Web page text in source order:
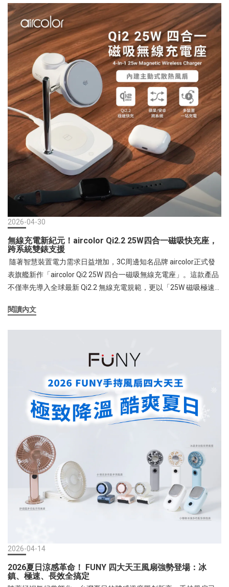
之外，更在外型、互動性或智慧操控上都加入巧思，讓使用過程更
有趣。富佳泰國際自有品牌的產品均通過國家BSMI認證，享有售後
保固維修服務及完善的產品責任險，讓生活中時刻充滿趣味創意，
又能安心使用的便利小物。富佳泰官網 https://www.fp-
creative.com.tw/
音量偏小的通病，特別搭載專屬「功放強化晶片」，顯著提升音量
強度並大幅改善音質細節。搭配高分子鈦複合膜喇叭單體，帶來高
中低頻均衡的飽滿表現，重現細膩的人聲與震撼的低音。超寬頻空
間音場： 模擬真實空間的環繞立體感，為使用者打造身歷其境的開
放式沉浸聽覺體驗。最新藍牙 6.0 技術： 具備極速、穩定的訊號傳
輸，實現「開蓋即連」的零延遲流暢體驗。AI 通話降噪技術： 透過
智能演算法精準分離人聲與環境噪音，即使身處嘈雜的捷運站、鬧
區街頭，也能維持如同面對面般清晰的通話品質。25小時長效續航
與輕量設計： 單個耳機及充電艙皆採用極致輕量化迷你設計，隨身
攜帶毫無負擔。耳機配合充電艙使用，可提供高達 25 小時的超長續
航力，滿足整日高頻率使用。IPX4 全方位防護： 具備防汗水、防雨
水機能，無論是健身房揮汗如雨或是戶外偶遇突發陣雨，皆能安心
享受音樂相伴。 引領未來3C穿戴趨勢 譜寫聽覺新篇章富佳泰國際始
終致力於將最前沿的科技以最貼近生活的方式呈現。本次 aircolor
OWS 耳夾式藍牙耳機的問世，不僅僅是一款新品的誕生，更是對新
時代「舒適聆聽」與「減壓生活」的具體實踐。這款兼具未來科技
感、極致舒適度與高級穿搭美學的劃時代產品，無疑將成為今年 3C
配件市場最具話題性的焦點。產品進一步相關的資訊可至:
https://www.fp-creative.com.tw/products/aircolor-pure-clip-tws-
ear-clip-blurtooth-earbuds即日起，富佳泰官網商城
https://www.fp-creative.com.tw/、蝦皮旗艦店、各大線上平台及實
體連鎖通路及門市開賣中。
「磁吸無線充」或「TypeC線快充」都支援的一顆全能的行動電
源。想要幫行動電源補電時，可翻轉AC插腳直接插入插座補電，也
可以使用自帶Type-C 雙向快充線來迅速補電。最重要的是採用最新
技術的「防爆準固態安全電芯」，加上自動偵測溫控的雙重保護晶
片，讓消費者在使用時能獲得多重的保護，多重的安心。 安全新標
準: 「防爆準固態安全電芯」技術，安全防護再升級在消費者最在意
的安全性上，aircolor 展現了誠意。本產品領先業界採用準固態安全
電芯，結構穩定，能從根源避免熱失控、短路或起火風險。內部更
內置 3 顆高精度 NTC 熱敏電阻與 PCM 電路管理技術，即時監控溫
度，嚴防過充、過放、過壓與過流。外殼則採用 UL94 V-0 等級最高
耐燃材質，並通過國家級 NCC 與 BSMI 雙認證，搭配 12 個月售後保
固與產品責任險，提供消費者「由內到外」的多重完全保障。Qi2 技
術加持：蘋果生態系的完美伴侶在效率表現上，這顆行動電源支援
最新 Qi2 技術，磁吸無線充電功率提升至 15W，讓 iPhone 使用者也
能享受無線快充的便利。其 12N 超強磁吸力能精準對位，隨手一貼
即穩固不移位，降低無線充電的耗損校能全面提升。更令人驚豔的
是其「一機多用」的強大相容性，無論是 iPhone、Apple Watch 或
AirPods，都能同時滿足充電需求。 35W 雙向快充，電力回補零時
差除了無線端，aircolor 同樣優化了實體充電體驗。產品自帶 Type-
C 雙向編織快充線，支援 35W 高功率輸出；電力耗盡時，除可透過
自帶線快速回充之外，更內建高品質 AC 折疊插腳（經測試耐用度達
5 萬次），插上插座即可隨時變身為充電頭。機身配置的數位顯示
器，讓剩餘電量一目瞭然，電力管理精準優雅。 五款質感雲朵色，
重新定義隨身電力美學aircolor 研發團隊研發出市面上帶有 AC 插頭
藍、奶茶、淡藍、櫻粉五種雲朵系配色，粉嫩且具質感的磨砂外
雲朵系 35W 全能充行動電源，不僅是技術的集大成，更是對高品質
援。產品核心規格摘要：電池容量： 10,000mAh安全技術： 準固態
電芯、NTC 溫度監測與PCM電路管理、充電器與電芯間隔結構設
計、UL94 V-0 耐燃外殼、耐用5萬次折角彈片快充功率： PD有線
35W 快速充電無線充電： Qi2 15W 磁吸快充（支援
iPhone/Watch/AirPods）便利補電： AC墻插直接補電、或Type-C
雙向快充線補電認證保障： NCC/BSMI 認證、12個月保固、產品責
任險 2026年6月1日起，富佳泰官網商城 https://www.fp-
creative.com.tw/、蝦皮旗艦店、各大線上平台及實體連鎖通路全面
2026-04-30
無線充電新紀元！aircolor Qi2.2 25W四合一磁吸快充座，
跨系統雙錶支援
隨著智慧裝置電力需求日益增加，3C周邊知名品牌 aircolor正式發
表旗艦新作「aircolor Qi2 25W 四合一磁吸無線充電座」。這款產品
不僅率先導入全球最新 Qi2.2 無線充電規範，更以「25W 磁吸極速
備的標準。 Qi2.2 革命：無線充電速度翻倍相較於市場上多數僅支援
Profile）磁吸精準對位，能有效減少能量損耗，僅需 30 分鐘即可為
最新款 iPhone 注入 50% 電力，讓無線充電正式進入與有線充電併
駕齊驅的「極速時代」。 跨界相容：APPLE 與 GALAXY 雙錶共構針
對多機族與家庭使用者，aircolor 突破了品牌間的壁壘。此座台不僅
能同時為手機、耳機充電，更具備獨特的跨系統手錶充電座，能同
時相容 Apple Watch 與 Samsung Galaxy Watch。使用者無需再為
不同品牌裝置準備多條充電線，一機即可滿足全家人的穿戴設備需
求。 全方位安全保護 (NTC熱敏電阻、PCM電路管理、FOD異物偵
測)為了維持高效運作，機身內建主動式散熱風扇，能即時排出充電
產生的熱能。搭配 高精度 NTC 熱敏電阻 與 PCM 電路管理技術，提
供 FOD 異物偵測與自動斷電保護。aircolor 以簡約設計美學結合尖端
安全防護，為消費者打造最純淨、高效的現代桌面電力中心。 關於
aircolor： 致力於結合簡約生活美學與高品質 3C 科技，提供消費者
更直覺、便利的數位生活體驗。關於產品更多訊息: https://www.fp-
閱讀內文
2026-04-14
2026夏日涼感革命！ FUNY 四大天王風扇強勢登場：冰
鎮、極速、長效全搞定